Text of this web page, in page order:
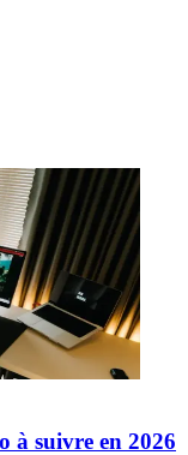
à suivre en 2026